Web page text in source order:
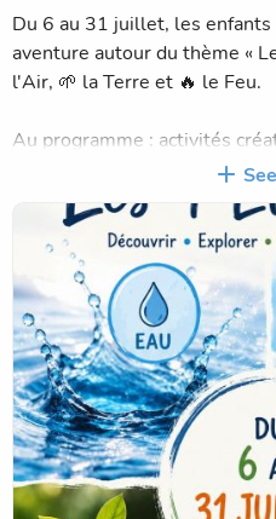
Du 6 au 31 juillet, les
aventure autour du thème «
l'Air, 🌱 la Terre et 🔥 le Feu.
Au programme : activités
expériences, sorties,
nombreuses surprises pour
s'émerveiller.
Toute l'équipe d'animation
enfants pour partager un
découvertes, en rires et en
Nous vous souhaitons un
vous accueillir dès le 6 juillet